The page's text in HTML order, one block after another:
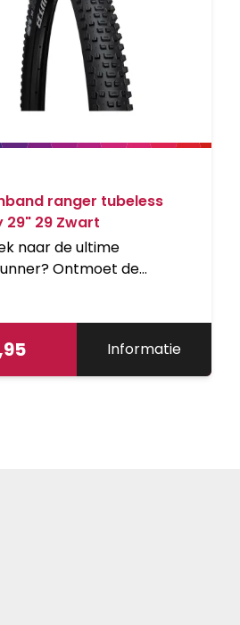
ranger tubeless
29" 29 Zwart
naar de ultime
Ontmoet de
te maken, terwijl de
zorgen voor veel grip in
Informatie